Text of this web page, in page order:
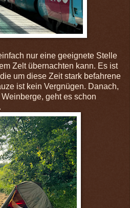
nur eine geeignete Stelle
Zelt übernachten kann. Es ist
um diese Zeit stark befahrene
ist kein Vergnügen. Danach,
geht es schon